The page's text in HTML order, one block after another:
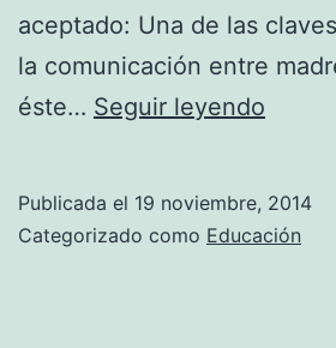
aceptado: Una de las
la comunicación entre
éste… Seguir leyendo
Publicada el 19 noviembre, 2014
Categorizado como Educación